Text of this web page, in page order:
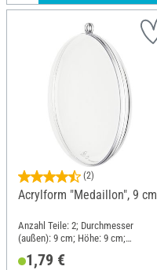
(2)
Acrylform "Medaillon", 9 cm
Anzahl Teile: 2; Durchmesser
(außen): 9 cm; Höhe: 9 cm;
1,79 €